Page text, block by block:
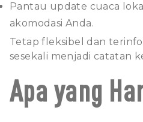
Pantau update cuaca
akomodasi Anda.
Tetap fleksibel dan
sesekali menjadi catatan
Apa yang